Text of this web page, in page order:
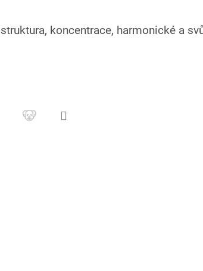
koncentrace, harmonické a